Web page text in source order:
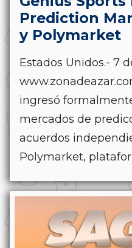
Prediction
y Polymarket
Estados Unidos.- 7
ingresó
mercados de
acuerdos
Polymarket,